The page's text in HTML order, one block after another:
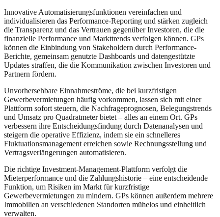
Innovative Automatisierungsfunktionen vereinfachen und
individualisieren das Performance-Reporting und stärken zugleich
die Transparenz und das Vertrauen gegenüber Investoren, die die
finanzielle Performance und Markttrends verfolgen können. GPs
können die Einbindung von Stakeholdern durch Performance-
Berichte, gemeinsam genutzte Dashboards und datengestützte
Updates straffen, die die Kommunikation zwischen Investoren und
Partnern fördern.
Unvorhersehbare Einnahmeströme, die bei kurzfristigen
Gewerbevermietungen häufig vorkommen, lassen sich mit einer
Plattform sofort steuern, die Nachfrageprognosen, Belegungstrends
und Umsatz pro Quadratmeter bietet – alles an einem Ort. GPs
verbessern ihre Entscheidungsfindung durch Datenanalysen und
steigern die operative Effizienz, indem sie ein schnelleres
Fluktuationsmanagement erreichen sowie Rechnungsstellung und
Vertragsverlängerungen automatisieren.
Die richtige Investment-Management-Plattform verfolgt die
Mieterperformance und die Zahlungshistorie – eine entscheidende
Funktion, um Risiken im Markt für kurzfristige
Gewerbevermietungen zu mindern. GPs können außerdem mehrere
Immobilien an verschiedenen Standorten mühelos und einheitlich
verwalten.